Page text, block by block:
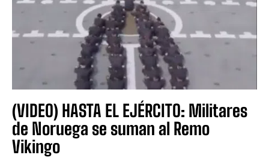
(VIDEO) HASTA EL EJÉRCITO: Militares
de Noruega se suman al Remo
Vikingo